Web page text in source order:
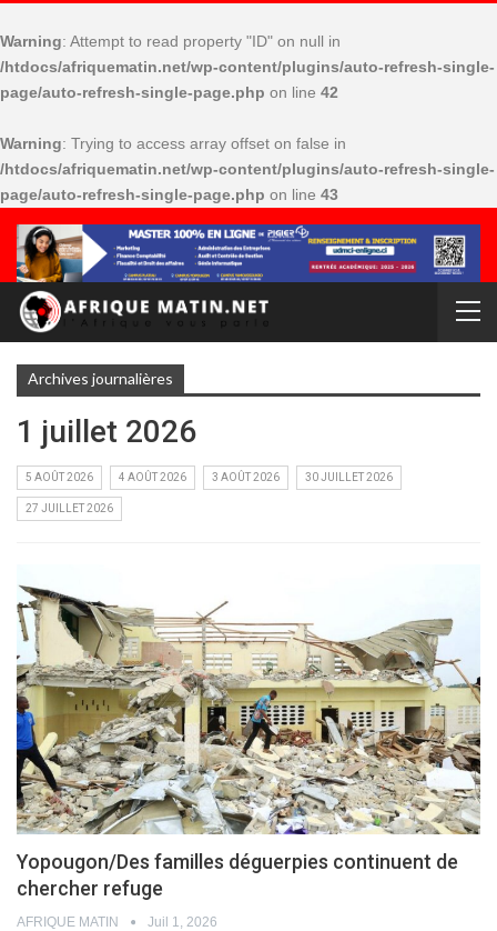
Warning: Attempt to read property "ID" on null in
/htdocs/afriquematin.net/wp-content/plugins/auto-refresh-single-
page/auto-refresh-single-page.php on line 42
Warning: Trying to access array offset on false in
/htdocs/afriquematin.net/wp-content/plugins/auto-refresh-single-
page/auto-refresh-single-page.php on line 43
Archives journalières
1 juillet 2026
5 AOÛT 2026 4 AOÛT 2026 3 AOÛT 2026 30 JUILLET 2026
27 JUILLET 2026
Yopougon/Des familles déguerpies continuent de
chercher refuge
AFRIQUE MATIN Juil 1, 2026